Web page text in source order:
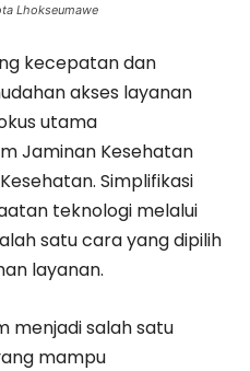
Lhokseumawe
kecepatan dan
akses layanan
utama
Jaminan Kesehatan
Simplifikasi
teknologi melalui
satu cara yang dipilih
layanan.
menjadi salah satu
mampu